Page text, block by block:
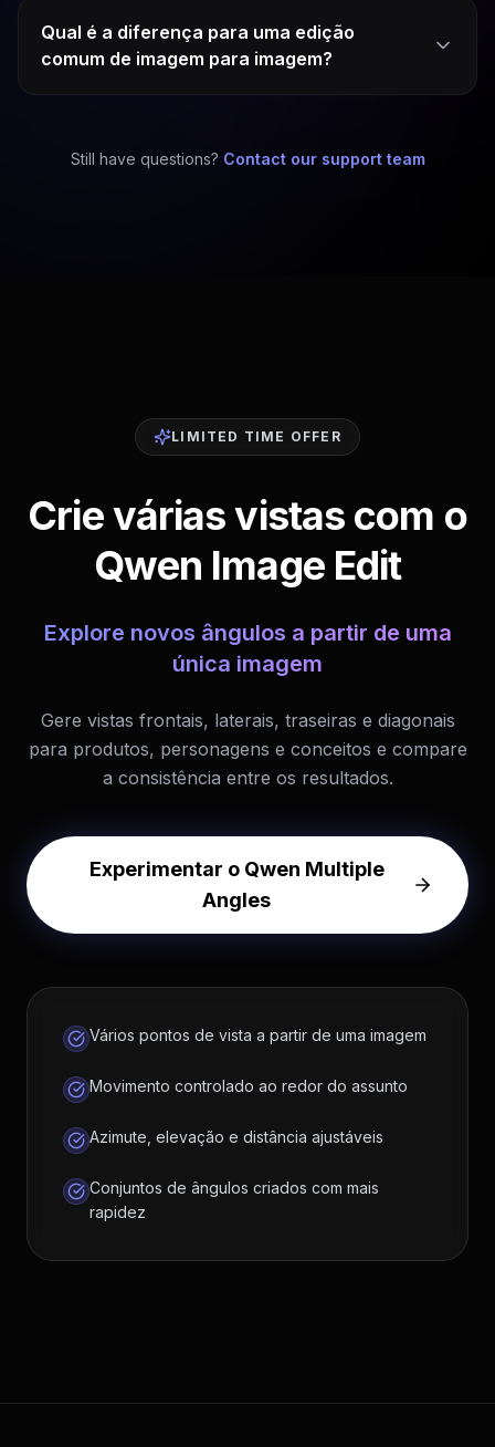
Qual é a diferença para uma edição
comum de imagem para imagem?
Still have questions? Contact our support team
LIMITED TIME OFFER
Crie várias vistas com o
Qwen Image Edit
Explore novos ângulos a partir de uma
única imagem
Gere vistas frontais, laterais, traseiras e diagonais
para produtos, personagens e conceitos e compare
a consistência entre os resultados.
Experimentar o Qwen Multiple
Angles
Vários pontos de vista a partir de uma imagem
Movimento controlado ao redor do assunto
Azimute, elevação e distância ajustáveis
Conjuntos de ângulos criados com mais
rapidez